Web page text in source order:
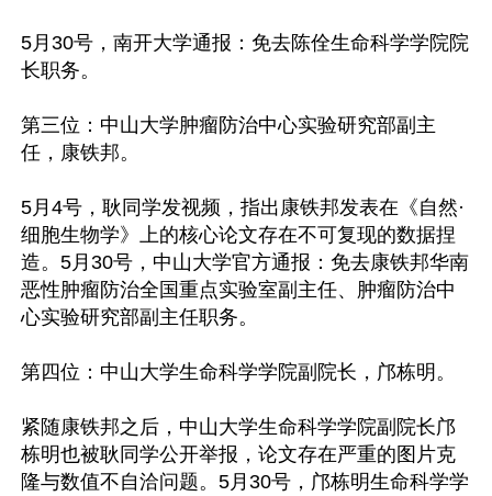
5月30号，南开大学通报：免去陈佺生命科学学院院
长职务。
第三位：中山大学肿瘤防治中心实验研究部副主
任，康铁邦。
5月4号，耿同学发视频，指出康铁邦发表在《自然·
细胞生物学》上的核心论文存在不可复现的数据捏
造。5月30号，中山大学官方通报：免去康铁邦华南
恶性肿瘤防治全国重点实验室副主任、肿瘤防治中
心实验研究部副主任职务。
第四位：中山大学生命科学学院副院长，邝栋明。
紧随康铁邦之后，中山大学生命科学学院副院长邝
栋明也被耿同学公开举报，论文存在严重的图片克
隆与数值不自洽问题。5月30号，邝栋明生命科学学